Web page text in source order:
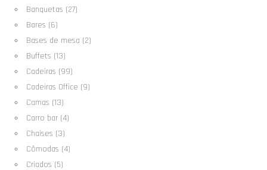
Banquetas (27)
Bares (6)
Bases de mesa (2)
Buffets (13)
Cadeiras (99)
Cadeiras Office (9)
Camas (13)
Carro bar (4)
Chaises (3)
Cômodas (4)
Criados (5)